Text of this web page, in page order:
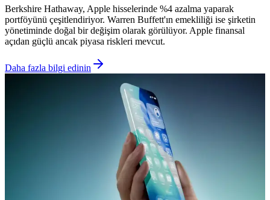
Berkshire Hathaway, Apple hisselerinde %4 azalma yaparak
portföyünü çeşitlendiriyor. Warren Buffett'ın emekliliği ise şirketin
yönetiminde doğal bir değişim olarak görülüyor. Apple finansal
açıdan güçlü ancak piyasa riskleri mevcut.
Daha fazla bilgi edinin